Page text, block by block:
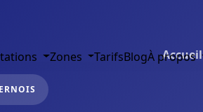
Zones TarifsBlogÀ propos
Accueil